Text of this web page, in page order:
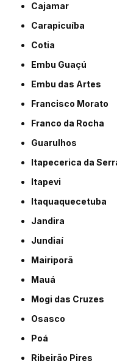
Cajamar
Carapicuíba
Cotia
Embu Guaçú
Embu das Artes
Francisco Morato
Franco da Rocha
Guarulhos
Itapecerica da
Itapevi
Itaquaquecetuba
Jandira
Jundiaí
Mairiporã
Mauá
Mogi das Cruzes
Osasco
Poá
Ribeirão Pires